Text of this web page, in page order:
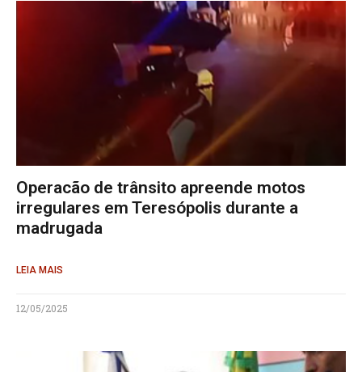
Operacão de trânsito apreende motos
irregulares em Teresópolis durante a
madrugada
LEIA MAIS
12/05/2025